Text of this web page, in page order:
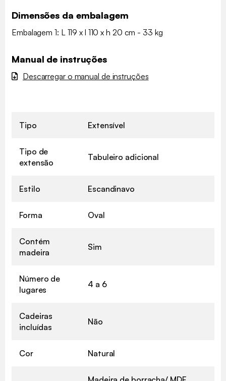
Dimensões da embalagem
Embalagem 1: L 119 x l 110 x h 20 cm - 33 kg
Manual de instruções
Descarregar o manual de instruções
Tipo Extensível
Tipo de
extensão
Tabuleiro adicional
Estilo Escandinavo
Forma Oval
Contém
madeira
Sim
Número de
lugares
4 a 6
Cadeiras
incluídas
Não
Cor Natural